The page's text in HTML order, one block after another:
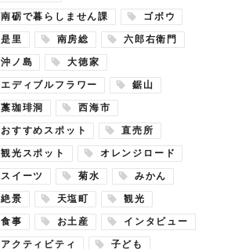
南砺で暮らしません課 ゴボウ
是里 南房総 六郎右衛門
沖ノ島 大徳家
エディブルフラワー 鋸山
藁珈琲洞 西海市
おすすめスポット 直売所
観光スポット オレンジロード
スイーツ 菊水 みかん
絶景 天塩町 観光
食事 お土産 インタビュー
アクティビティ 子ども